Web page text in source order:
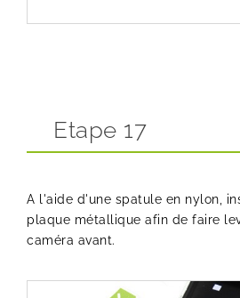
Etape 17
A l'aide d'une spatule en nylon,
plaque métallique afin de faire
caméra avant.